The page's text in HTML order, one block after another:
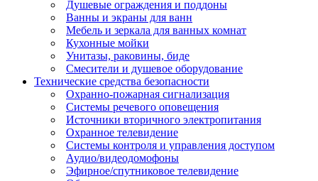
Душевые ограждения и поддоны
Ванны и экраны для ванн
Мебель и зеркала для ванных комнат
Кухонные мойки
Унитазы, раковины, биде
Смесители и душевое оборудование
Технические средства безопасности
Охранно-пожарная сигнализация
Системы речевого оповещения
Источники вторичного электропитания
Охранное телевидение
Системы контроля и управления доступом
Аудио/видеодомофоны
Эфирное/спутниковое телевидение